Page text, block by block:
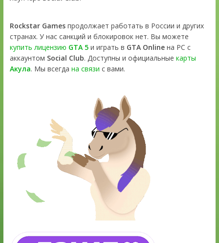
Rockstar Gamesпродолжает работать в России и других
странах. У нас санкций и блокировок нет. Вы можете
купить лицензию GTA 5и играть в GTA Onlineна PC с
аккаунтом Social Club. Доступны и официальные карты
Акула. Мы всегда на связи с вами.